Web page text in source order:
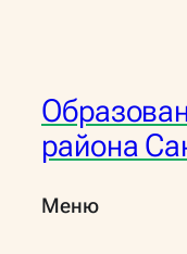
района
Меню